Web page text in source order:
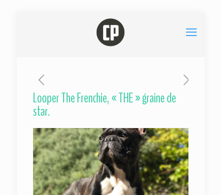
Looper The Frenchie, « THE » graine de
star.